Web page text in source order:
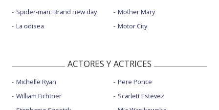
Spider-man: Brand new day
La odisea
Mother Mary
Motor City
ACTORES Y ACTRICES
Michelle Ryan
William Fichtner
Pere Ponce
Scarlett Estevez